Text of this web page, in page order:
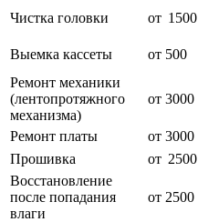
Чистка головки от 1500
Выемка кассеты от 500
Ремонт механики
(лентопротяжного
механизма)
от 3000
Ремонт платы от 3000
Прошивка от 2500
Восстановление
после попадания
влаги
от 2500